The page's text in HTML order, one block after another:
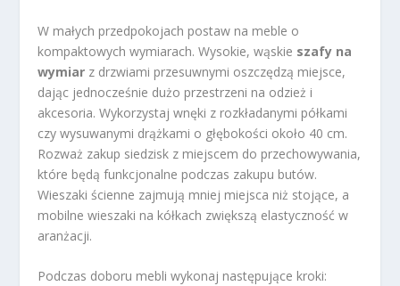
W małych przedpokojach postaw na meble o
kompaktowych wymiarach. Wysokie, wąskie szafy na
wymiar z drzwiami przesuwnymi oszczędzą miejsce,
dając jednocześnie dużo przestrzeni na odzież i
akcesoria. Wykorzystaj wnęki z rozkładanymi półkami
czy wysuwanymi drążkami o głębokości około 40 cm.
Rozważ zakup siedzisk z miejscem do przechowywania,
które będą funkcjonalne podczas zakupu butów.
Wieszaki ścienne zajmują mniej miejsca niż stojące, a
mobilne wieszaki na kółkach zwiększą elastyczność w
aranżacji.
Podczas doboru mebli wykonaj następujące kroki: